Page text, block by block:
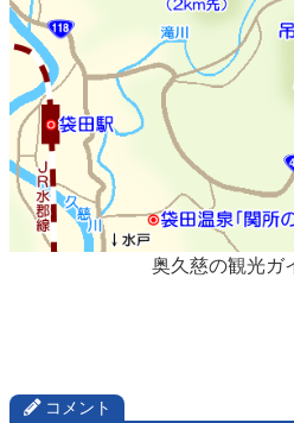
奥久慈の観光ガ
コメント